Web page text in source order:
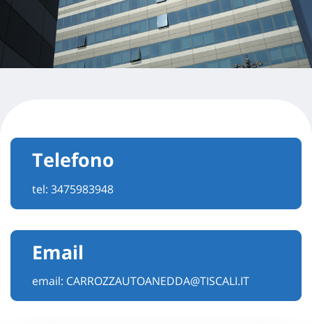
Telefono
tel: 3475983948
Email
email: CARROZZAUTOANEDDA@TISCALI.IT